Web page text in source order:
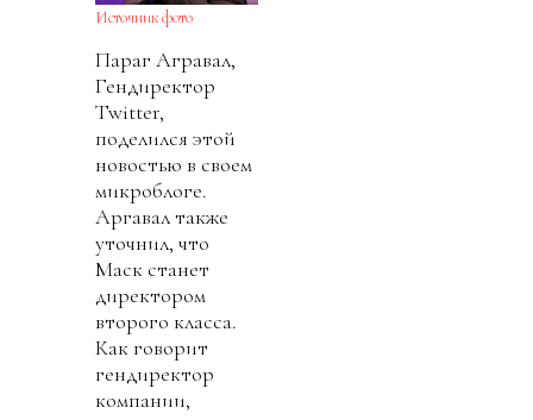
Источник фото
Параг Агравал,
Гендиректор
Twitter,
поделился этой
новостью в своем
микроблоге.
Аргавал также
уточнил, что
Маск станет
директором
второго класса.
Как говорит
гендиректор
компании,